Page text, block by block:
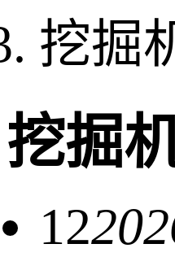
挖掘
挖掘
12